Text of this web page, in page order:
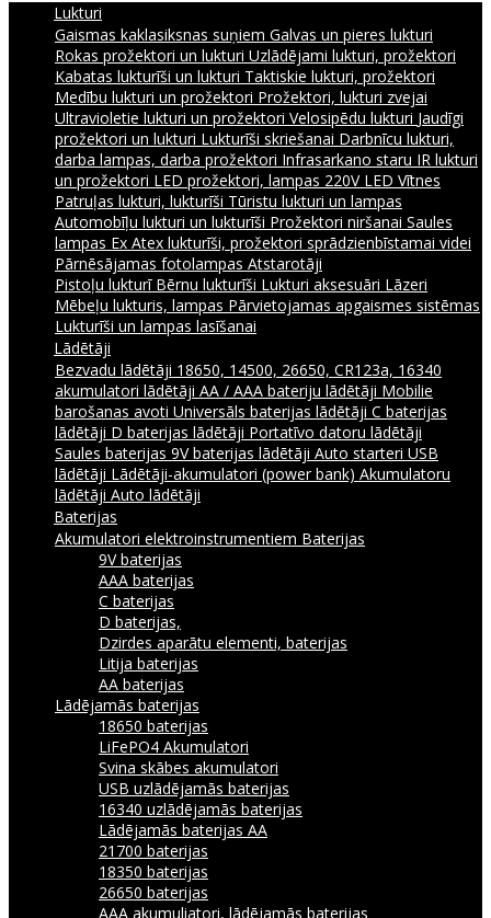
Lukturi
Gaismas kaklasiksnas suņiem Galvas un pieres lukturi
Rokas prožektori un lukturi Uzlādējami lukturi, prožektori
Kabatas lukturīši un lukturi Taktiskie lukturi, prožektori
Medību lukturi un prožektori Prožektori, lukturi zvejai
Ultravioletie lukturi un prožektori Velosipēdu lukturi Jaudīgi
prožektori un lukturi Lukturīši skriešanai Darbnīcu lukturi,
darba lampas, darba prožektori Infrasarkano staru IR lukturi
un prožektori LED prožektori, lampas 220V LED Vītnes
Patruļas lukturi, lukturīši Tūristu lukturi un lampas
Automobīļu lukturi un lukturīši Prožektori niršanai Saules
lampas Ex Atex lukturīši, prožektori sprādzienbīstamai videi
Pārnēsājamas fotolampas Atstarotāji
Pistoļu lukturī Bērnu lukturīši Lukturi aksesuāri Lāzeri
Mēbeļu lukturis, lampas Pārvietojamas apgaismes sistēmas
Lukturīši un lampas lasīšanai
Lādētāji
Bezvadu lādētāji 18650, 14500, 26650, CR123a, 16340
akumulatori lādētāji AA / AAA bateriju lādētāji Mobilie
barošanas avoti Universāls baterijas lādētāji C baterijas
lādētāji D baterijas lādētāji Portatīvo datoru lādētāji
Saules baterijas 9V baterijas lādētāji Auto starteri USB
lādētāji Lādētāji-akumulatori (power bank) Akumulatoru
lādētāji Auto lādētāji
Baterijas
Akumulatori elektroinstrumentiem Baterijas
9V baterijas
AAA baterijas
C baterijas
D baterijas,
Dzirdes aparātu elementi, baterijas
Litija baterijas
AA baterijas
Lādējamās baterijas
18650 baterijas
LiFePO4 Akumulatori
Svina skābes akumulatori
USB uzlādējamās baterijas
16340 uzlādējamās baterijas
Lādējamās baterijas AA
21700 baterijas
18350 baterijas
26650 baterijas
AAA akumuliatori, lādējamās baterijas